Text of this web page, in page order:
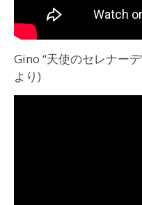
Gino “天使のセレナー
より)